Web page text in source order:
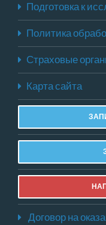
Подготовка к
Политика
Страховые
Карта сайта
Договор на